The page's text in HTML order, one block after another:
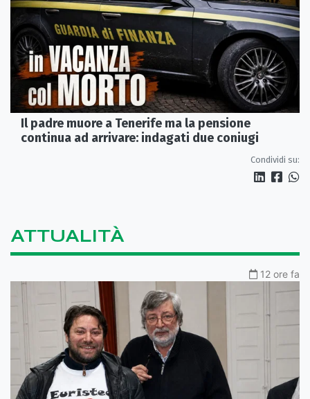
Il padre muore a Tenerife ma la pensione
continua ad arrivare: indagati due coniugi
Condividi su:
ATTUALITÀ
12 ore fa